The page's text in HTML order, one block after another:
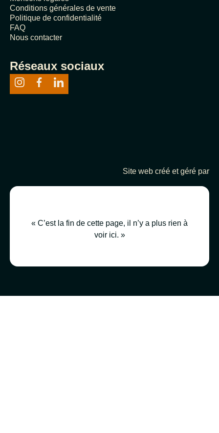
Conditions générales de vente
Politique de confidentialité
FAQ
Nous contacter
Réseaux sociaux
Site web créé et géré par
« C’est la fin de cette page, il n’y a plus rien à
voir ici. »